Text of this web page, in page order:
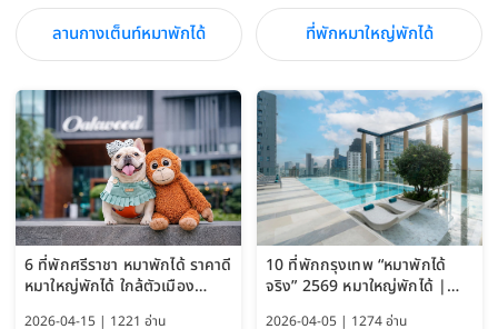
ลานกางเต็นท์หมาพักได้ ที่พักหมาใหญ่พักได้
6 ที่พักศรีราชา หมาพักได้ ราคาดี
หมาใหญ่พักได้ ใกล้ตัวเมือง
2026-04-15 | 1221 อ่าน
10 ที่พักกรุงเทพ “หมาพักได้
จริง” 2569 หมาใหญ่พักได้ |
2026-04-05 | 1274 อ่าน